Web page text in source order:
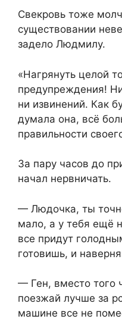
Свекровь тоже
существовании
задело Людмилу.
«Нагрянуть целой
предупреждения!
ни извинений. Как
думала она, всё
правильности
За пару часов до
начал нервничать.
— Людочка, ты
мало, а у тебя ещё
все придут
готовишь, и
— Ген, вместо того
поезжай лучше за
машине все не